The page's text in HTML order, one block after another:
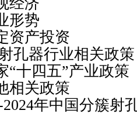
势
产投资
器行业相关政策
五”产业政策
关政策
年中国分簇射